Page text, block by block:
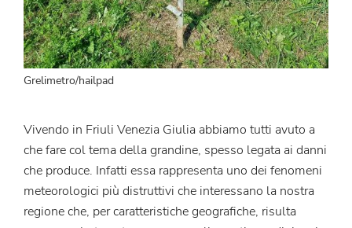
Grelimetro/hailpad
Vivendo in Friuli Venezia Giulia abbiamo tutti avuto a
che fare col tema della grandine, spesso legata ai danni
che produce. Infatti essa rappresenta uno dei fenomeni
meteorologici più distruttivi che interessano la nostra
regione che, per caratteristiche geografiche, risulta